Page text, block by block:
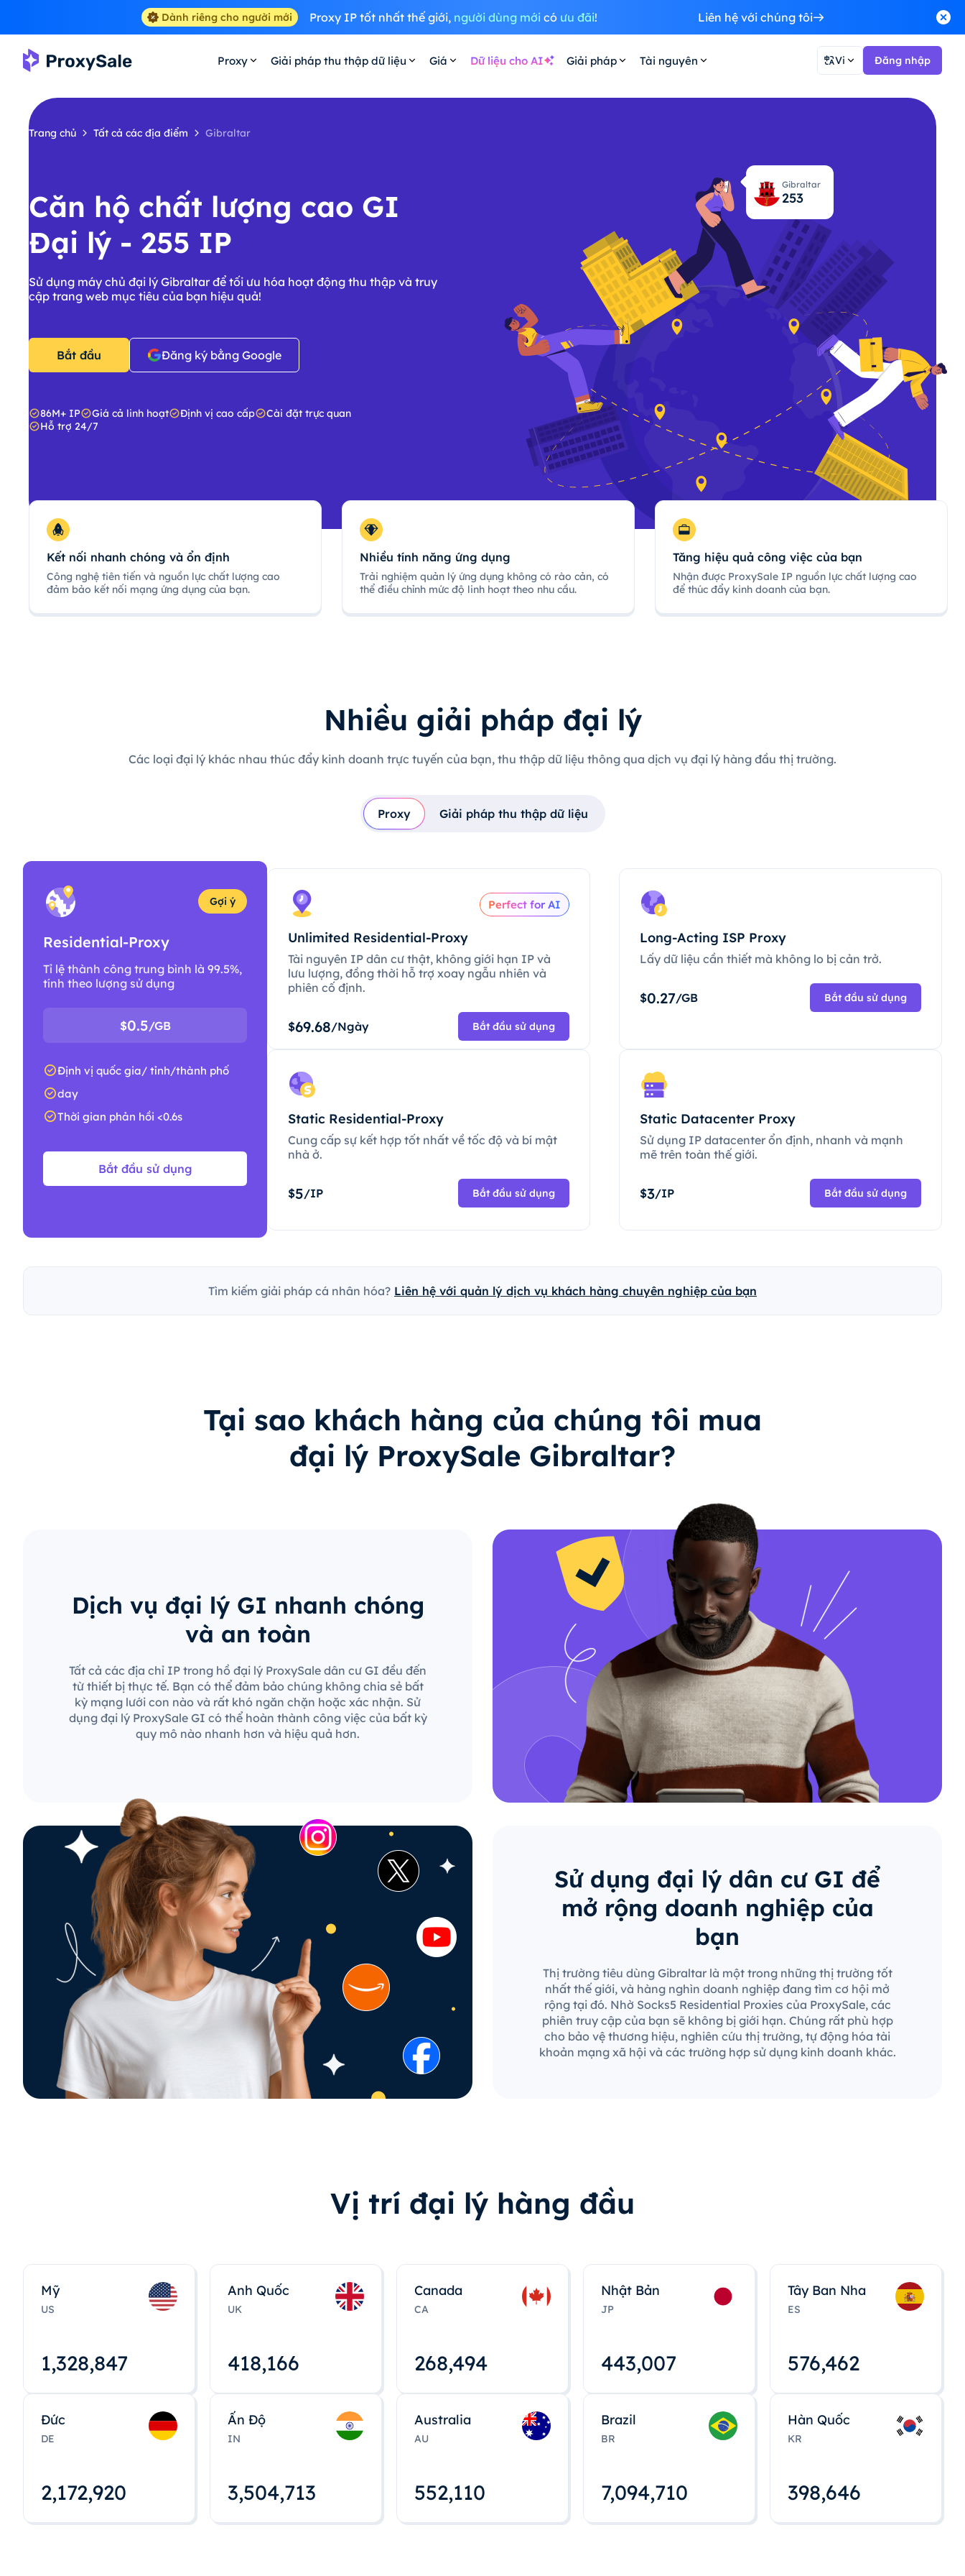
Dành riêng cho người mới Proxy IP tốt nhất thế giới, người dùng mớicó ưu đãi! Liên hệ với chúng tôi
Proxy Giải pháp thu thập dữ liệu Giá Dữ liệu cho AI Giải pháp Tài nguyên Vi Đăng nhập
Trang chủ Tất cả các địa điểm Gibraltar
Căn hộ chất lượng cao GI
Đại lý - 255 IP
Sử dụng máy chủ đại lý Gibraltar để tối ưu hóa hoạt động thu thập và truy
cập trang web mục tiêu của bạn hiệu quả!
Bắt đầu Đăng ký bằng Google
86M+ IP Giá cả linh hoạt Định vị cao cấp
Cài đặt trực quan
Hỗ trợ 24/7
Gibraltar
255
Kết nối nhanh chóng và ổn định
Công nghệ tiên tiến và nguồn lực chất lượng cao
đảm bảo kết nối mạng ứng dụng của bạn.
Nhiều tính năng ứng dụng
Trải nghiệm quản lý ứng dụng không có rào cản, có
thể điều chỉnh mức độ linh hoạt theo nhu cầu.
Tăng hiệu quả công việc của bạn
Nhận được ProxySale IP nguồn lực chất lượng cao
để thúc đẩy kinh doanh của bạn.
Nhiều giải pháp đại lý
Các loại đại lý khác nhau thúc đẩy kinh doanh trực tuyến của bạn, thu thập dữ liệu thông qua dịch vụ đại lý hàng đầu thị trường.
Proxy Giải pháp thu thập dữ liệu
Gợi ý
Residential-Proxy
Tỉ lệ thành công trung bình là 99.5%,
tính theo lượng sử dụng
$0.5/GB
Định vị quốc gia/ tỉnh/thành phố
day
Thời gian phản hồi <0.6s
Bắt đầu sử dụng
Perfect for AI
Unlimited Residential-Proxy
Tài nguyên IP dân cư thật, không giới hạn IP và
lưu lượng, đồng thời hỗ trợ xoay ngẫu nhiên và
phiên cố định.
$69.68/Ngày Bắt đầu sử dụng
Long-Acting ISP Proxy
Lấy dữ liệu cần thiết mà không lo bị cản trở.
$0.27/GB Bắt đầu sử dụng
Static Residential-Proxy
Cung cấp sự kết hợp tốt nhất về tốc độ và bí mật
nhà ở.
$5/IP Bắt đầu sử dụng
Static Datacenter Proxy
Sử dụng IP datacenter ổn định, nhanh và mạnh
mẽ trên toàn thế giới.
$3/IP Bắt đầu sử dụng
Tìm kiếm giải pháp cá nhân hóa? Liên hệ với quản lý dịch vụ khách hàng chuyên nghiệp của bạn
Tại sao khách hàng của chúng tôi mua
đại lý ProxySale Gibraltar?
Dịch vụ đại lý GI nhanh chóng
và an toàn
Tất cả các địa chỉ IP trong hồ đại lý ProxySale dân cư GI đều đến
từ thiết bị thực tế. Bạn có thể đảm bảo chúng không chia sẻ bất
kỳ mạng lưới con nào và rất khó ngăn chặn hoặc xác nhận. Sử
dụng đại lý ProxySale GI có thể hoàn thành công việc của bất kỳ
quy mô nào nhanh hơn và hiệu quả hơn.
Sử dụng đại lý dân cư GI để
mở rộng doanh nghiệp của
bạn
Thị trường tiêu dùng Gibraltar là một trong những thị trường tốt
nhất thế giới, và hàng nghìn doanh nghiệp đang tìm cơ hội mở
rộng tại đó. Nhờ Socks5 Residential Proxies của ProxySale, các
phiên truy cập của bạn sẽ không bị giới hạn. Chúng rất phù hợp
cho bảo vệ thương hiệu, nghiên cứu thị trường, tự động hóa tài
khoản mạng xã hội và các trường hợp sử dụng kinh doanh khác.
Vị trí đại lý hàng đầu
Mỹ
US
1,328,848
Anh Quốc
UK
418,167
Canada
CA
268,495
Nhật Bản
JP
443,008
Tây Ban Nha
ES
576,463
Đức
DE
2,172,922
Ấn Độ
IN
3,504,715
Australia
AU
552,112
Brazil
BR
7,094,712
Hàn Quốc
KR
398,648